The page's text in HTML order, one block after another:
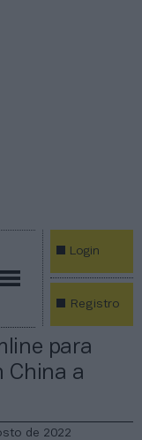
Login
Registro
para
China a
de 2022